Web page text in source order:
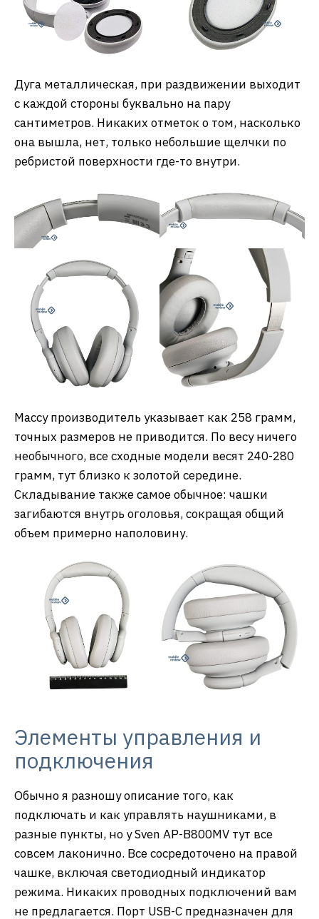
Дуга металлическая, при раздвижении выходит
с каждой стороны буквально на пару
сантиметров. Никаких отметок о том, насколько
она вышла, нет, только небольшие щелчки по
ребристой поверхности где-то внутри.
Массу производитель указывает как 258 грамм,
точных размеров не приводится. По весу ничего
необычного, все сходные модели весят 240-280
грамм, тут близко к золотой середине.
Складывание также самое обычное: чашки
загибаются внутрь оголовья, сокращая общий
объем примерно наполовину.
Элементы управления и
подключения
Обычно я разношу описание того, как
подключать и как управлять наушниками, в
разные пункты, но у Sven AP-B800MV тут все
совсем лаконично. Все сосредоточено на правой
чашке, включая светодиодный индикатор
режима. Никаких проводных подключений вам
не предлагается. Порт USB-C предназначен для